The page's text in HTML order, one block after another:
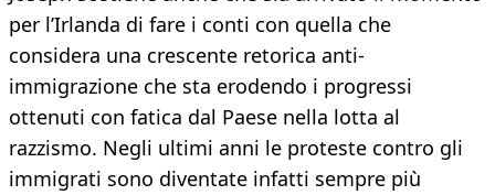
per l’Irlanda di fare i conti con quella che
considera una crescente retorica anti-
immigrazione che sta erodendo i progressi
ottenuti con fatica dal Paese nella lotta al
razzismo. Negli ultimi anni le proteste contro gli
immigrati sono diventate infatti sempre più